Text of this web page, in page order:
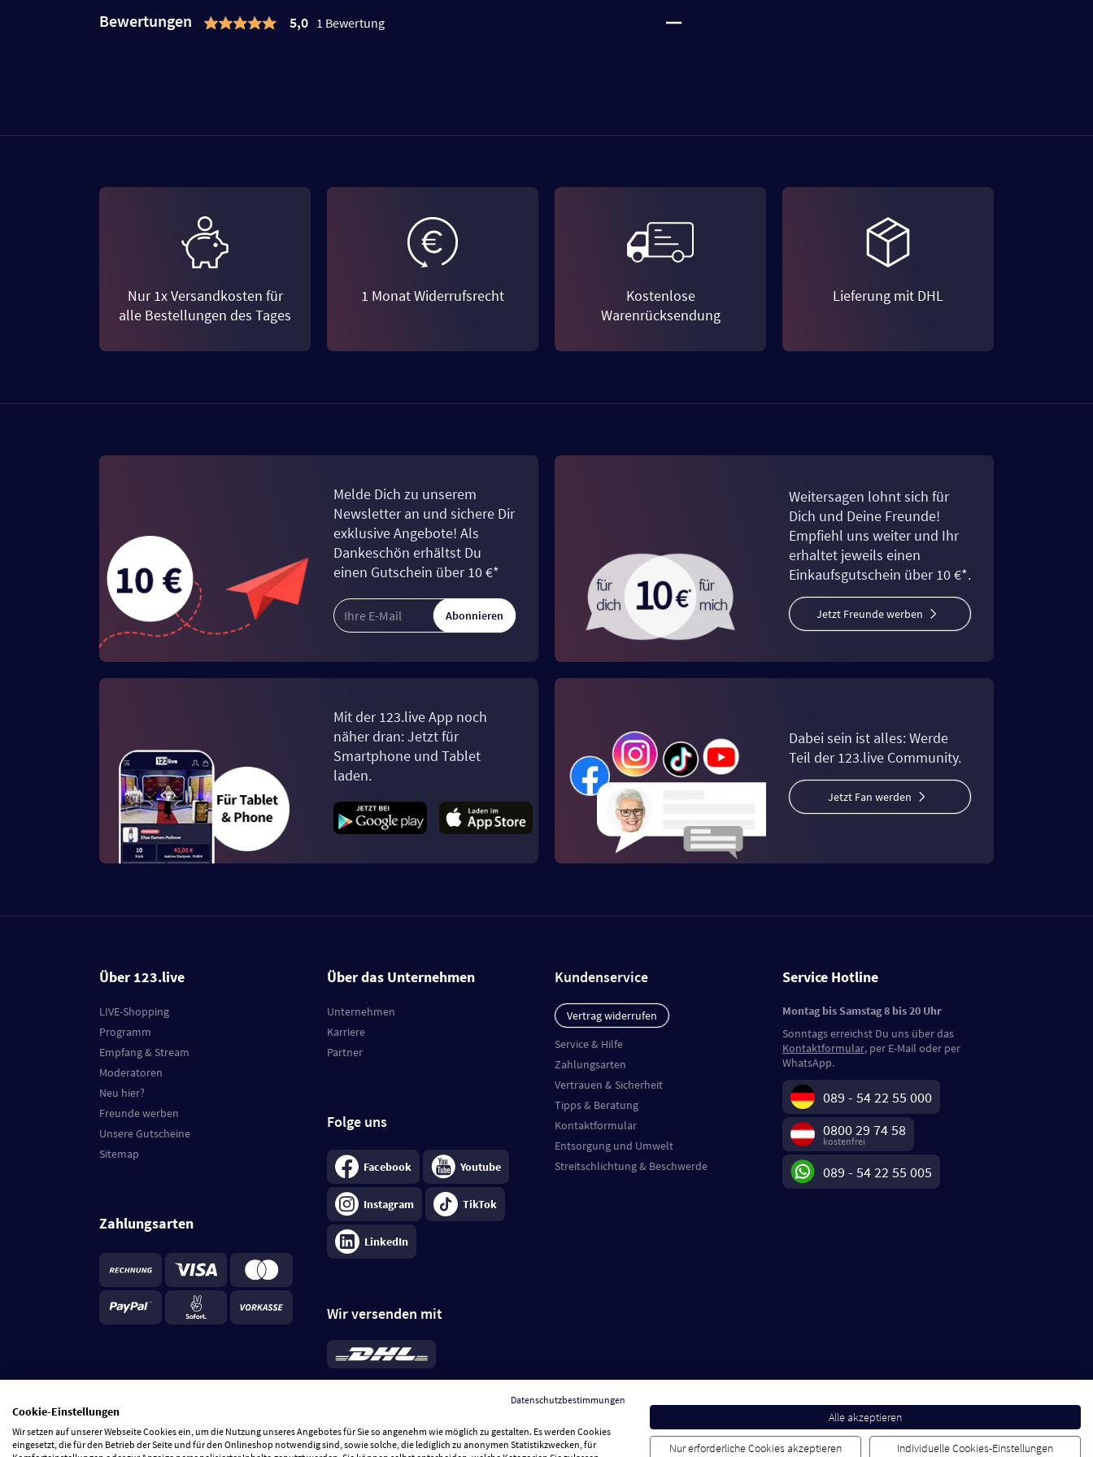
Bewertungen 5,0 1 Bewertung
Nur 1x Versandkosten für
alle Bestellungen des Tages
1 Monat Widerrufsrecht
Kostenlose
Warenrücksendung
Lieferung mit DHL
Melde Dich zu unserem
Newsletter an und sichere Dir
exklusive Angebote! Als
Dankeschön erhältst Du
einen Gutschein über 10 €*
Abonnieren
Weitersagen lohnt sich für
Dich und Deine Freunde!
Empfiehl uns weiter und Ihr
erhaltet jeweils einen
Einkaufsgutschein über 10 €*.
Jetzt Freunde werben
Mit der 123.live App noch
näher dran: Jetzt für
Smartphone und Tablet
laden.
Dabei sein ist alles: Werde
Teil der 123.live Community.
Jetzt Fan werden
Über 123.live
LIVE-Shopping
Programm
Empfang & Stream
Moderatoren
Neu hier?
Freunde werben
Unsere Gutscheine
Sitemap
Zahlungsarten
Über das Unternehmen
Unternehmen
Karriere
Partner
Folge uns
Facebook Youtube
Instagram TikTok
LinkedIn
Wir versenden mit
*Standard 6,95 €; bei Kühlware zzgl. 0,99 €
je Bestellung, insgesamt 7,94 €. Lieferzeit3-
Kundenservice
Vertrag widerrufen
Service & Hilfe
Zahlungsarten
Vertrauen & Sicherheit
Tipps & Beratung
Kontaktformular
Entsorgung und Umwelt
Streitschlichtung & Beschwerde
Service Hotline
Montag bis Samstag 8 bis 20 Uhr
Sonntags erreichst Du uns über das
Kontaktformular, per E-Mail oder per
WhatsApp.
089 - 54 22 55 000
0800 29 74 58
kostenfrei
089 - 54 22 55 005
Datenschutzbestimmungen
Cookie-Einstellungen
Wir setzen auf unserer Webseite Cookies ein, um die Nutzung unseres Angebotes für Sie so angenehm wie möglich zu gestalten. Es werden Cookies
eingesetzt, die für den Betrieb der Seite und für den Onlineshop notwendig sind, sowie solche, die lediglich zu anonymen Statistikzwecken, für
Alle akzeptieren
Nur erforderliche Cookies akzeptieren Individuelle Cookies-Einstellungen